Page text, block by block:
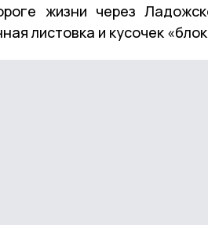
жизни через
листовка и кусочек